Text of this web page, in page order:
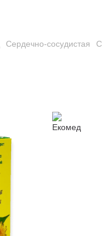
Сердечно-сосудистая